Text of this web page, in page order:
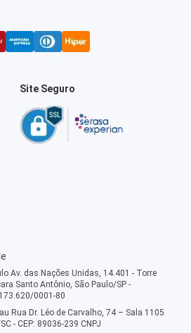
Site Seguro
Av. das Nações Unidas, 14.401 - Torre
Santo Antônio, São Paulo/SP -
0001-80
Rua Dr. Léo de Carvalho, 74 – Sala 1105
- CEP: 89036-239 CNPJ